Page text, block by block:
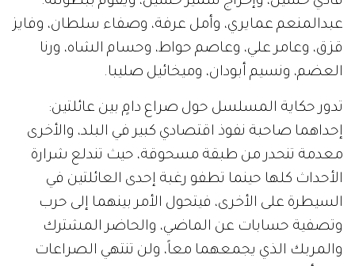
عبدالمنعم عمايري، وأمل عرفة، وصفاء سلطان، وفايز
قزق، وعامر علي، وعاصم حواط، وحسام الشاه، ورنا
العضم، ونسيم أبودان، وميخائيل صليبا.
تدور حكاية المسلسل حول صراع دامٍ بين عائلتين:
إحداهما صاحبة نفوذ اقتصادي كبير في البلد، والأخرى
معدمة تنحدر من طبقة مسحوقة، حيث تندلع شرارة
الأحداث كلها حينما تطفو رغبة إحدى العائلتين في
السيطرة على الأخرى، فيتحول الأمر بينهما إلى حرب
وتصفية حسابات عن الماضي، والحاضر المشترك
والمربك الذي يجمعهما معاً، ولن تنتهي الصراعات